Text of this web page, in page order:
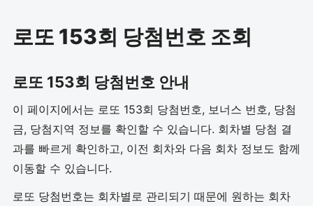
로또 153회 당첨번호 조회
로또 153회 당첨번호 안내
이 페이지에서는 로또 153회 당첨번호, 보너스 번호, 당첨
금, 당첨지역 정보를 확인할 수 있습니다. 회차별 당첨 결
과를 빠르게 확인하고, 이전 회차와 다음 회차 정보도 함께
이동할 수 있습니다.
로또 당첨번호는 회차별로 관리되기 때문에 원하는 회차